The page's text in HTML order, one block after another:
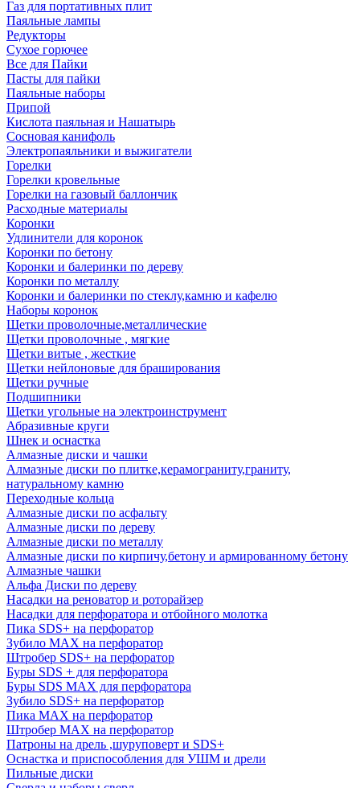
Газ для портативных плит
Паяльные лампы
Редукторы
Сухое горючее
Все для Пайки
Пасты для пайки
Паяльные наборы
Припой
Кислота паяльная и Нашатырь
Сосновая канифоль
Электропаяльники и выжигатели
Горелки
Горелки кровельные
Горелки на газовый баллончик
Расходные материалы
Коронки
Удлинители для коронок
Коронки по бетону
Коронки и балеринки по дереву
Коронки по металлу
Коронки и балеринки по стеклу,камню и кафелю
Наборы коронок
Щетки проволочные,металлические
Щетки проволочные , мягкие
Щетки витые , жесткие
Щетки нейлоновые для браширования
Щетки ручные
Подшипники
Щетки угольные на электроинструмент
Абразивные круги
Шнек и оснастка
Алмазные диски и чашки
Алмазные диски по плитке,керамограниту,граниту,
натуральному камню
Переходные кольца
Алмазные диски по асфальту
Алмазные диски по дереву
Алмазные диски по металлу
Алмазные диски по кирпичу,бетону и армированному бетону
Алмазные чашки
Альфа Диски по дереву
Насадки на реноватор и роторайзер
Насадки для перфоратора и отбойного молотка
Пика SDS+ на перфоратор
Зубило MAX на перфоратор
Штробер SDS+ на перфоратор
Буры SDS + для перфоратора
Буры SDS MAX для перфоратора
Зубило SDS+ на перфоратор
Пика MAX на перфоратор
Штробер MAX на перфоратор
Патроны на дрель ,шуруповерт и SDS+
Оснастка и приспособления для УШМ и дрели
Пильные диски